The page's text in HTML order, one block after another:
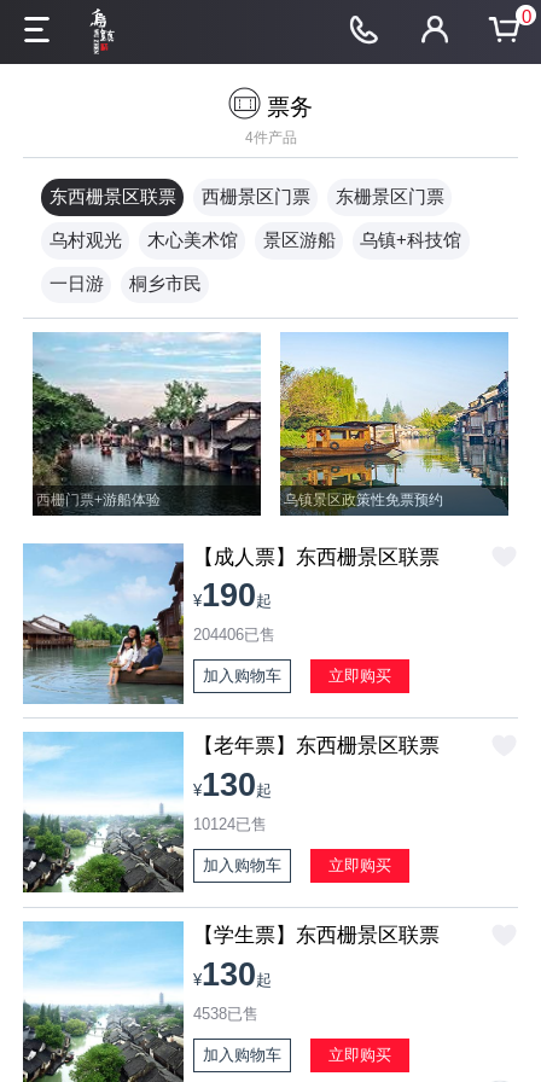
0
票务
4件产品
东西栅景区联票 西栅景区门票 东栅景区门票
乌村观光 木心美术馆 景区游船 乌镇+科技馆
一日游 桐乡市民
西栅门票+游船体验 乌镇景区政策性免票预约
【成人票】东西栅景区联票
¥190起
204406已售
加入购物车 立即购买
【老年票】东西栅景区联票
¥130起
10124已售
加入购物车 立即购买
【学生票】东西栅景区联票
¥130起
4538已售
加入购物车 立即购买